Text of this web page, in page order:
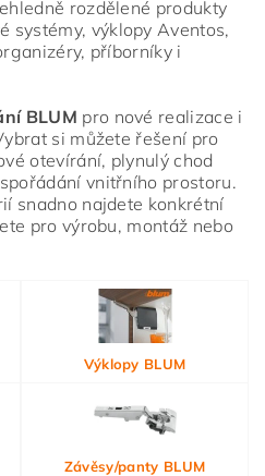
s
rozdělené produkty
systémy, výklopy Aventos,
příborníky i
BLUM pro nové realizace i
si můžete řešení pro
otevírání, plynulý chod
vnitřního prostoru.
snadno najdete konkrétní
pro výrobu, montáž nebo
Výklopy BLUM
Závěsy/panty BLUM